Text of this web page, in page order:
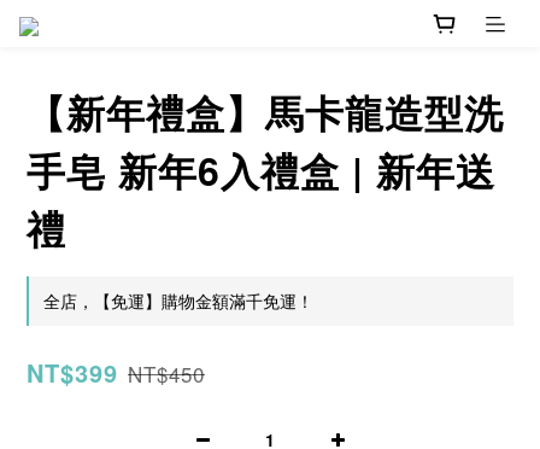
【新年禮盒】馬卡龍造型洗
手皂 新年6入禮盒 | 新年送
禮
全店，【免運】購物金額滿千免運！
NT$399 NT$450